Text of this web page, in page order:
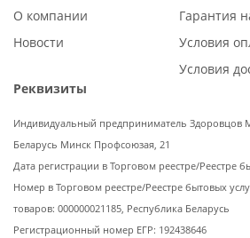
О компании
Новости
Гарантия
Условия
Условия
Реквизиты
Индивидуальный предприниматель Здоровцов
Беларусь Минск Профсоюзая, 21
Дата регистрации в Торговом реестре/Реестре
Номер в Торговом реестре/Реестре бытовых
товаров: 000000021185, Республика Беларусь
Регистрационный номер ЕГР: 192438646